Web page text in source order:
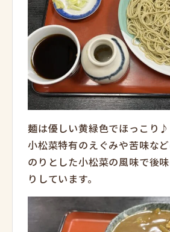
麺は優しい黄緑色でほっこり♪
小松菜特有のえぐみや苦味な
のりとした小松菜の風味で後
りしています。